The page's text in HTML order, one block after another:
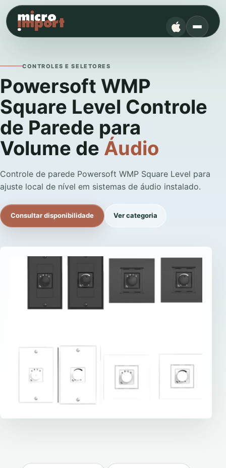
CONTROLES E SELETORES
Powersoft WMP
Square Level Controle
de Parede para
Volume de Áudio
Controle de parede Powersoft WMP Square Level para
ajuste local de nível em sistemas de áudio instalado.
Consultar disponibilidade Ver categoria